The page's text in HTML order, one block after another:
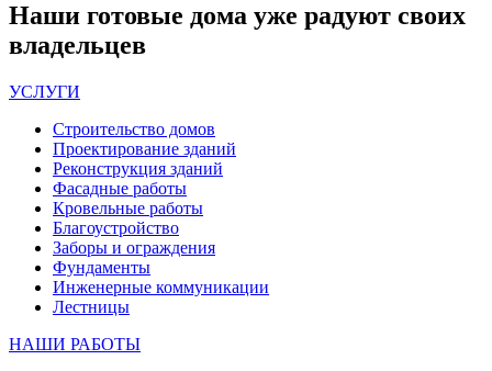
Наши готовые дома уже радуют своих
владельцев
УСЛУГИ
Строительство домов
Проектирование зданий
Реконструкция зданий
Фасадные работы
Кровельные работы
Благоустройство
Заборы и ограждения
Фундаменты
Инженерные коммуникации
Лестницы
НАШИ РАБОТЫ